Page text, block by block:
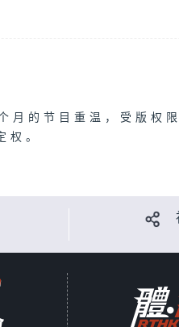
月的节目重温，受版权
权。